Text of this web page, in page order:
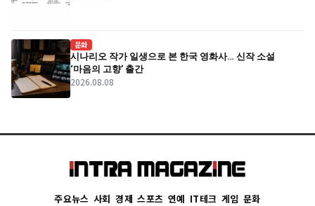
문화
시나리오 작가 일생으로 본 한국 영화사… 신작 소설
‘마음의 고향’ 출간
2026.08.08
주요뉴스 사회 경제 스포츠 연예 IT테크 게임 문화